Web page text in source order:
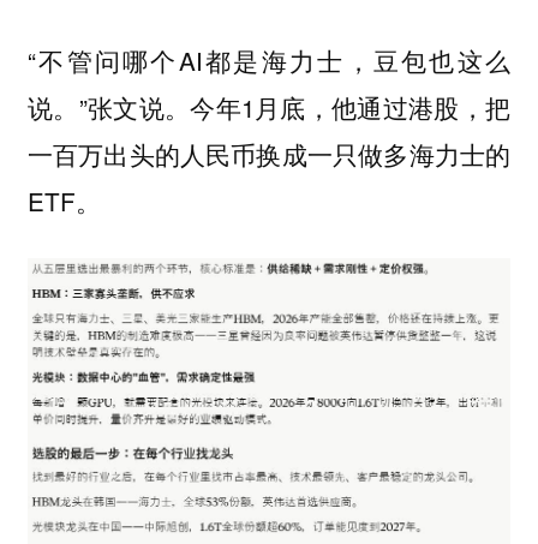
“不管问哪个AI都是海力士，豆包也这么
说。”张文说。今年1月底，他通过港股，把
一百万出头的人民币换成一只做多海力士的
ETF。